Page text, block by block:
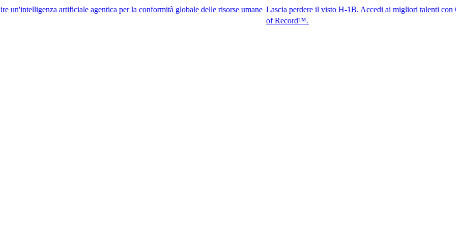
artificiale agentica per la conformità globale delle risorse umane Lascia perdere il visto H-1B. Accedi ai migliori talenti con G-P
of Record™.​​